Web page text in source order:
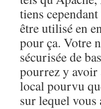
tiens
être utilisé en
pour ça. Votre
sécurisée de
pourrez y avoir
local pourvu
sur lequel vous